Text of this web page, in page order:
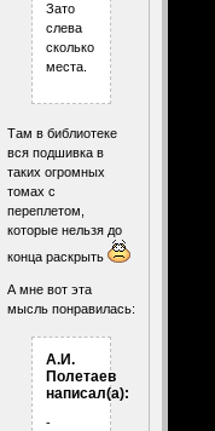
Зато
слева
сколько
места.
Там в библиотеке
вся подшивка в
таких огромных
томах с
переплетом,
которые нельзя до
конца раскрыть
А мне вот эта
мысль понравилась:
А.И.
Полетаев
написал(а):
-